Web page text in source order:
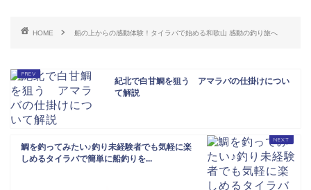
HOME 船の上からの感動体験！タイラバで始める和歌山 感動の釣り旅へ
紀北で白甘鯛を狙う アマラバの仕掛けについ
て解説
鯛を釣ってみたい♪釣り未経験者でも気軽に楽
しめるタイラバで簡単に船釣りを...